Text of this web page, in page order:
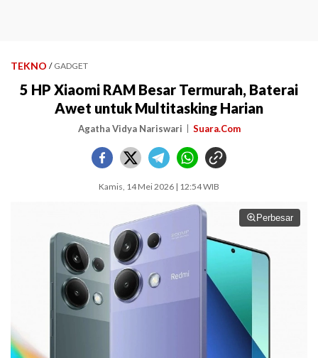
TEKNO / GADGET
5 HP Xiaomi RAM Besar Termurah, Baterai
Awet untuk Multitasking Harian
Agatha Vidya Nariswari Suara.Com
Kamis, 14 Mei 2026 | 12:54 WIB
Perbesar